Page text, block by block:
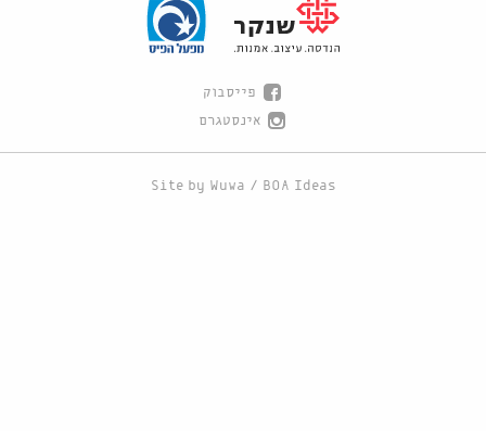
פייסבוק
אינסטגרם
Site by Wuwa / BOA Ideas